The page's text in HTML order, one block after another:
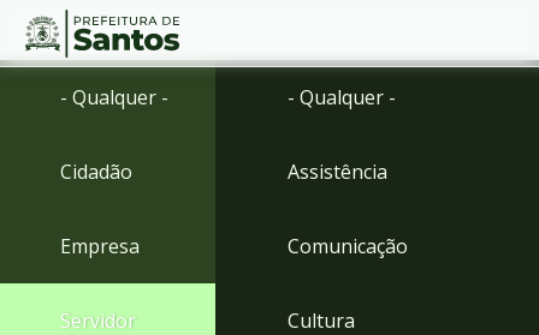
Ir
menu
Conteúdo
- Qualquer -
Cidadão
Empresa
Servidor
- Qualquer -
Assistência
Comunicação
Cultura